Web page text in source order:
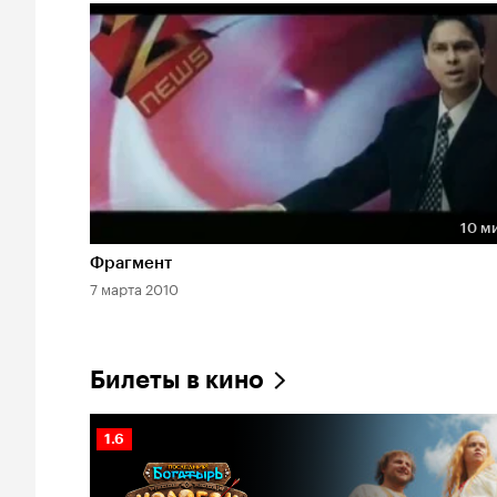
Длительность 10 мин
10
Фрагмент
7 марта 2010
Билеты в кино
Рейтинг
Кинопоиска
1.6